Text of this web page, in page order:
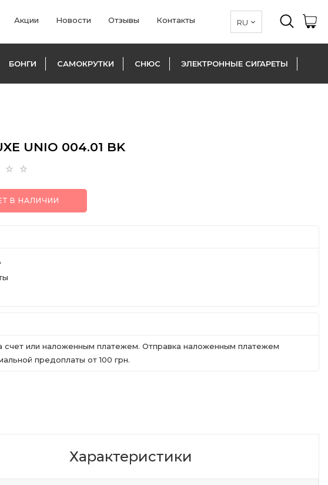
Акции Новости Отзывы Контакты
БОНГИ САМОКРУТКИ СНЮС ЭЛЕКТРОННЫЕ СИГАРЕТЫ
UNIO 004.01 BK
В НАЛИЧИИ
счет или наложенным платежем. Отправка наложенным платежем
предоплаты от 100 грн.
Характеристики